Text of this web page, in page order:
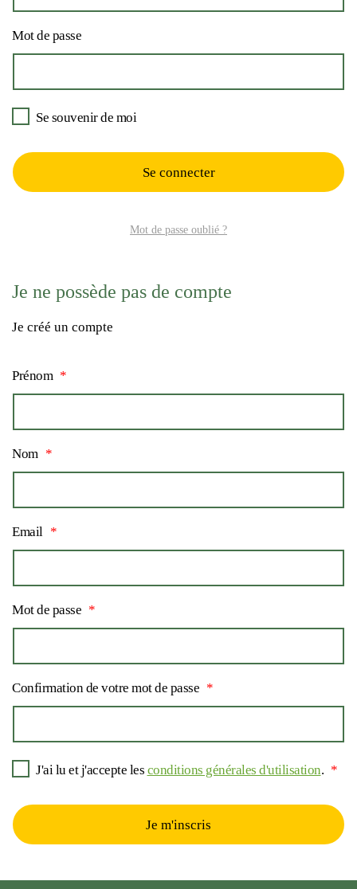
Mot de passe
Se souvenir de moi
Mot de passe oublié ?
Je ne possède pas de compte
Je créé un compte
Prénom
Nom
Email
Mot de passe
Confirmation de votre mot de passe
J'ai lu et j'accepte les conditions générales d'utilisation.